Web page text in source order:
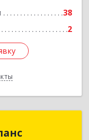
38
2
Баланс